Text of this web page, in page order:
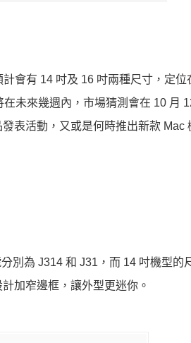
會有 14 吋及 16 吋兩種尺寸，定位
未來幾週內，市場猜測會在 10 月
表活動，又或是何時推出新款 Mac
別為 J314 和 J31，而 14 吋機型的
加窄邊框，讓外型更迷你。